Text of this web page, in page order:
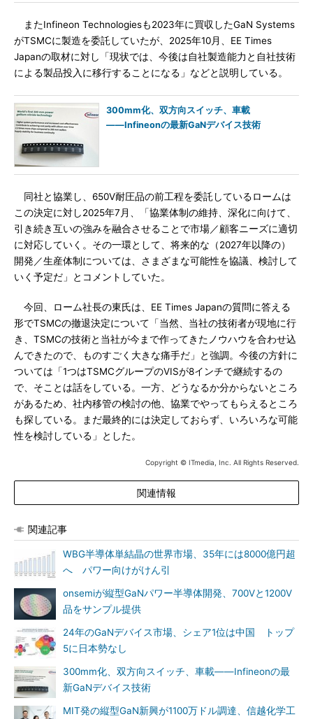
またInfineon Technologiesも2023年に買収したGaN Systems
がTSMCに製造を委託していたが、2025年10月、EE Times
Japanの取材に対し「現状では、今後は自社製造能力と自社技術
による製品投入に移行することになる」などと説明している。
300mm化、双方向スイッチ、車載
――Infineonの最新GaNデバイス技術
同社と協業し、650V耐圧品の前工程を委託しているロームは
この決定に対し2025年7月、「協業体制の維持、深化に向けて、
引き続き互いの強みを融合させることで市場／顧客ニーズに適切
に対応していく。その一環として、将来的な（2027年以降の）
開発／生産体制については、さまざまな可能性を協議、検討して
いく予定だ」とコメントしていた。
今回、ローム社長の東氏は、EE Times Japanの質問に答える
形でTSMCの撤退決定について「当然、当社の技術者が現地に行
き、TSMCの技術と当社が今まで作ってきたノウハウを合わせ込
んできたので、ものすごく大きな痛手だ」と強調。今後の方針に
ついては「1つはTSMCグループのVISが8インチで継続するの
で、そことは話をしている。一方、どうなるか分からないところ
があるため、社内移管の検討の他、協業でやってもらえるところ
も探している。まだ最終的には決定しておらず、いろいろな可能
性を検討している」とした。
Copyright © ITmedia, Inc. All Rights Reserved.
関連情報
関連記事
WBG半導体単結晶の世界市場、35年には8000億円超
へ パワー向けがけん引
onsemiが縦型GaNパワー半導体開発、700Vと1200V
品をサンプル提供
24年のGaNデバイス市場、シェア1位は中国 トップ
5に日本勢なし
300mm化、双方向スイッチ、車載――Infineonの最
新GaNデバイス技術
MIT発の縦型GaN新興が1100万ドル調達、信越化学工